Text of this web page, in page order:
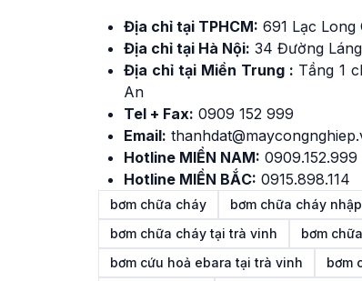
Địa chỉ tại TPHCM: 691 Lạc Long
Địa chỉ tại Hà Nội: 34 Đường
Địa chỉ tại Miền Trung : Tầng 1
An
Tel + Fax: 0909 152 999
Email:
Hotline MIỀN NAM: 0909.152.999
Hotline MIỀN BẮC: 0915.898.114
bơm chữa cháy bơm chữa cháy
bơm chữa cháy tại trà vinh
bơm
bơm cứu hoả ebara tại trà vinh
bơm